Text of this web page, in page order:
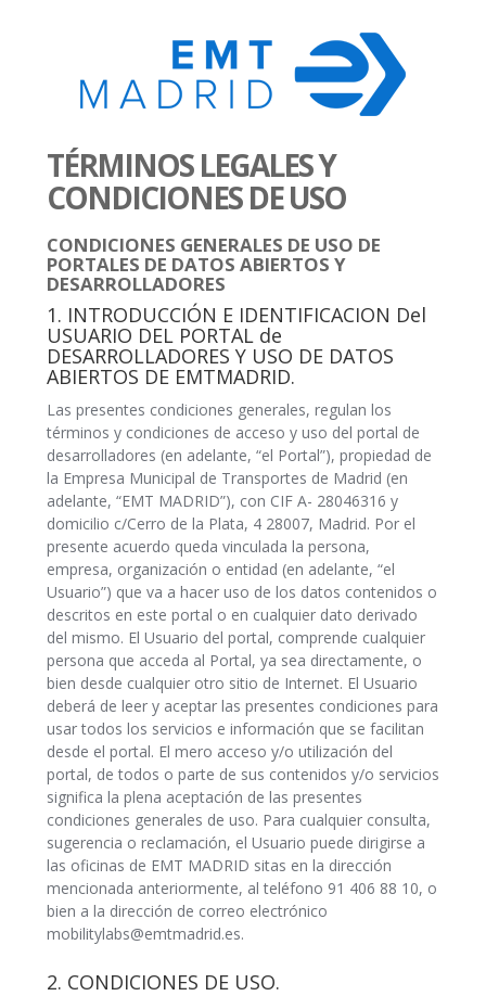
TÉRMINOS LEGALES Y
CONDICIONES DE USO
CONDICIONES GENERALES DE USO DE
PORTALES DE DATOS ABIERTOS Y
DESARROLLADORES
1. INTRODUCCIÓN E IDENTIFICACION Del
USUARIO DEL PORTAL de
DESARROLLADORES Y USO DE DATOS
ABIERTOS DE EMTMADRID.
Las presentes condiciones generales, regulan los
términos y condiciones de acceso y uso del portal de
desarrolladores (en adelante, “el Portal”), propiedad de
la Empresa Municipal de Transportes de Madrid (en
adelante, “EMT MADRID”), con CIF A- 28046316 y
domicilio c/Cerro de la Plata, 4 28007, Madrid. Por el
presente acuerdo queda vinculada la persona,
empresa, organización o entidad (en adelante, “el
Usuario”) que va a hacer uso de los datos contenidos o
descritos en este portal o en cualquier dato derivado
del mismo. El Usuario del portal, comprende cualquier
persona que acceda al Portal, ya sea directamente, o
bien desde cualquier otro sitio de Internet. El Usuario
deberá de leer y aceptar las presentes condiciones para
usar todos los servicios e información que se facilitan
desde el portal. El mero acceso y/o utilización del
portal, de todos o parte de sus contenidos y/o servicios
significa la plena aceptación de las presentes
condiciones generales de uso. Para cualquier consulta,
sugerencia o reclamación, el Usuario puede dirigirse a
las oficinas de EMT MADRID sitas en la dirección
mencionada anteriormente, al teléfono 91 406 88 10, o
bien a la dirección de correo electrónico
mobilitylabs@emtmadrid.es.
2. CONDICIONES DE USO.